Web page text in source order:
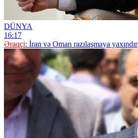
DÜNYA
16:17
Əraqçi: İran və Oman razılaşmaya yaxındır